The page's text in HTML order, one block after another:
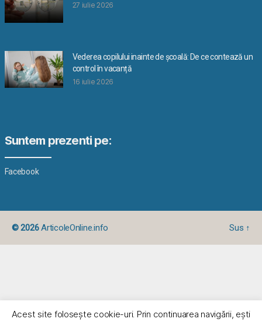
27 iulie 2026
Vederea copilului inainte de școală: De ce contează un
control în vacanță
16 iulie 2026
Suntem prezenti pe:
Facebook
© 2026ArticoleOnline.info Sus ↑
Acest site foloseşte cookie-uri. Prin continuarea navigării, eşti